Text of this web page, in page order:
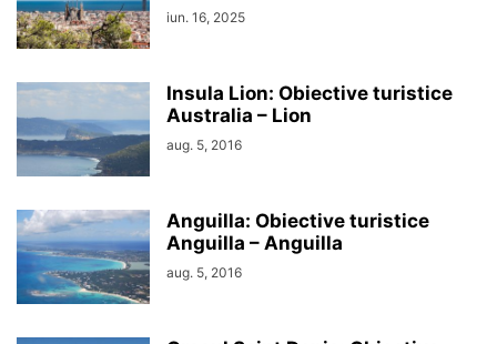
iun. 16, 2025
Insula Lion: Obiective turistice
Australia – Lion
aug. 5, 2016
Anguilla: Obiective turistice
Anguilla – Anguilla
aug. 5, 2016